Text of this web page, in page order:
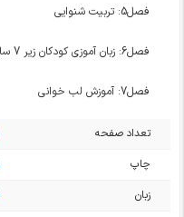
فصل5: تربیت شنوایی
فصل6: زبان آموزی کودکان زیر 7 سال
فصل7: آموزش لب خوانی
تعداد صفحه
چاپ
زبان